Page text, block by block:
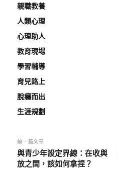
親職教養
人類心理
心理助人
教育現場
學習輔導
育兒路上
脫癮而出
生涯規劃
前一篇文章
與青少年設定界線：在收與
放之間，該如何拿捏？